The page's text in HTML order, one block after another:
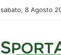
sabato, 8 Agosto